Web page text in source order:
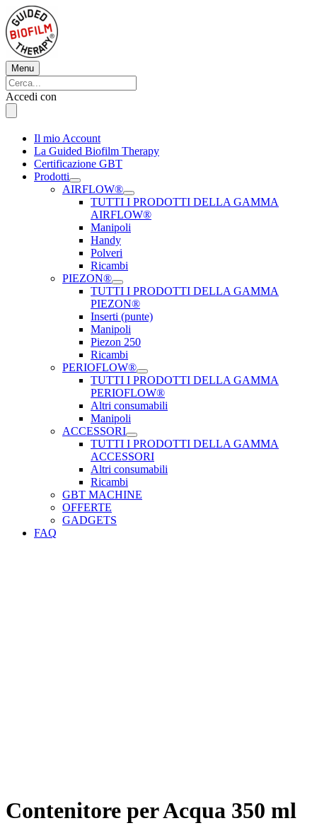
Vai
al
contenuto
Menu
Menu
Cerca:
Cerca
Accedi con
Il mio Account
La Guided Biofilm Therapy
Certificazione GBT
Prodotti
AIRFLOW®
TUTTI I PRODOTTI DELLA GAMMA
AIRFLOW®
Manipoli
Handy
Polveri
Ricambi
PIEZON®
TUTTI I PRODOTTI DELLA GAMMA
PIEZON®
Inserti (punte)
Manipoli
Piezon 250
Ricambi
PERIOFLOW®
TUTTI I PRODOTTI DELLA GAMMA
PERIOFLOW®
Altri consumabili
Manipoli
ACCESSORI
TUTTI I PRODOTTI DELLA GAMMA
ACCESSORI
Altri consumabili
Ricambi
GBT MACHINE
OFFERTE
GADGETS
FAQ
Contenitore per Acqua 350 ml